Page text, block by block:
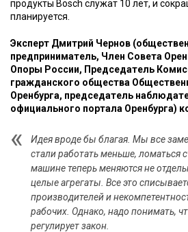
продукты Bosch служат 10 лет, и
планируется.
Эксперт Дмитрий Чернов
предприниматель, Член Совета
Опоры России, Председатель
гражданского общества
Оренбурга, председатель
официального портала Оренбурга)
Идея вроде бы благая. Мы все
стали работать меньше, ломаться
машине теперь меняются не
целые агрегаты. Все это
производителей и
рабочих. Однако, надо понимать,
регулирует закон.